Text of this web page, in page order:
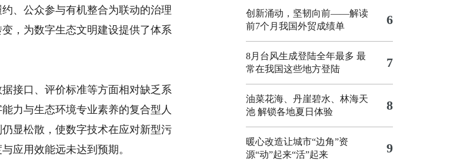
、公众参与有机整合为联动的治理
，为数字生态文明建设提供了体系
接口、评价标准等方面相对缺乏系
力与生态环境专业素养的复合型人
显松散，使数字技术在应对新型污
应用效能远未达到预期。
创新涌动，坚韧向前——解读
前7个月我国外贸成绩单
6
8月台风生成登陆全年最多 最
常在我国这些地方登陆
7
油菜花海、丹崖碧水、林海天
池 解锁各地夏日体验
8
暖心改造让城市“边角”资
源“动”起来“活”起来
9